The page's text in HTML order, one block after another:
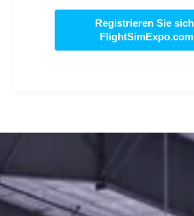
Registrieren Sie